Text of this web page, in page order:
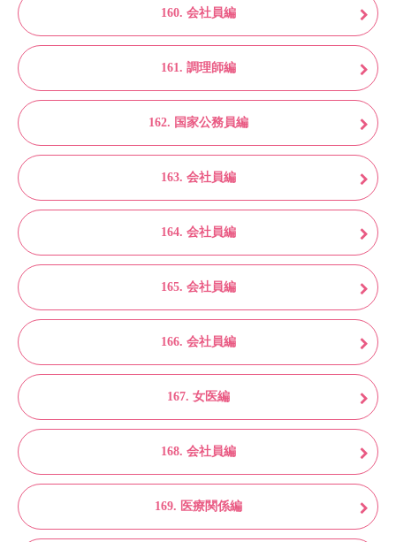
160. 会社員編
161. 調理師編
162. 国家公務員編
163. 会社員編
164. 会社員編
165. 会社員編
166. 会社員編
167. 女医編
168. 会社員編
169. 医療関係編